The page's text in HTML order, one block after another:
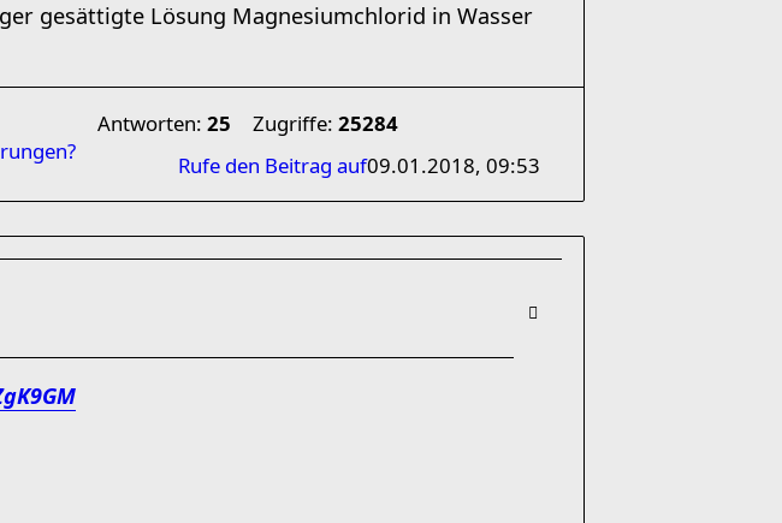
gesättigte Lösung Magnesiumchlorid in Wasser
Antworten: 25 Zugriffe: 25284
09.01.2018, 09:53
Rufe den Beitrag auf